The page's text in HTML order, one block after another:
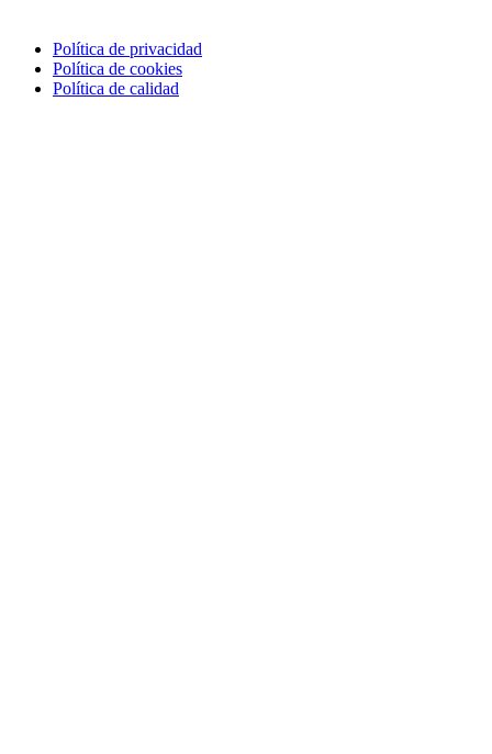
Política de privacidad
Política de cookies
Política de calidad